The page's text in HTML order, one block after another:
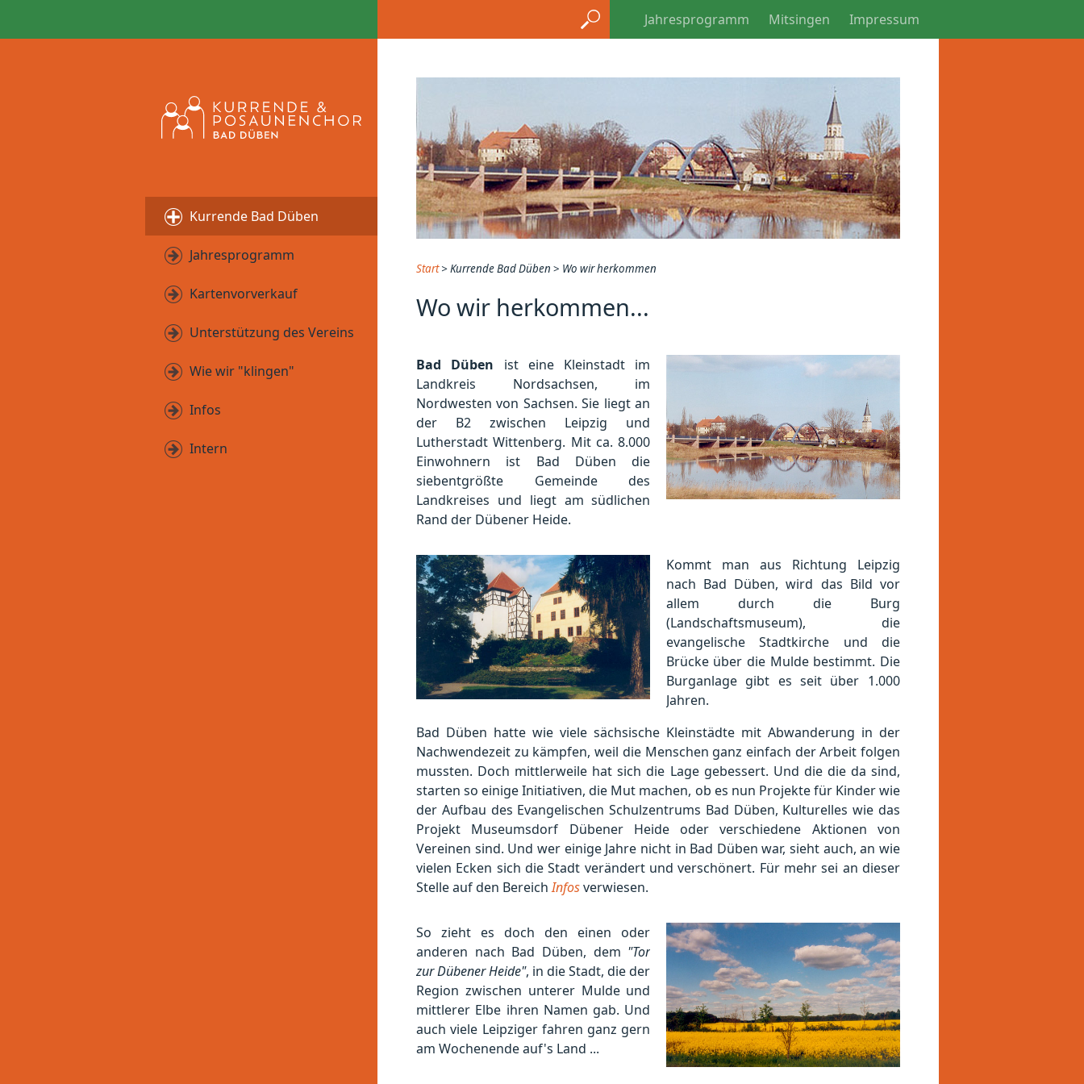
Jahresprogramm Mitsingen Impressum
Kurrende Bad Düben
Jahresprogramm
Kartenvorverkauf
Unterstützung des Vereins
Wie wir "klingen"
Infos
Intern
Start>Kurrende Bad Düben > Wo wir herkommen
Wo wir herkommen...
Bad Düben ist eine Kleinstadt im
Landkreis Nordsachsen, im
Nordwesten von Sachsen. Sie liegt an
der B2 zwischen Leipzig und
Lutherstadt Wittenberg. Mit ca. 8.000
Einwohnern ist Bad Düben die
siebentgrößte Gemeinde des
Landkreises und liegt am südlichen
Rand der Dübener Heide.
Kommt man aus Richtung Leipzig
nach Bad Düben, wird das Bild vor
allem durch die Burg
(Landschaftsmuseum), die
evangelische Stadtkirche und die
Brücke über die Mulde bestimmt. Die
Burganlage gibt es seit über 1.000
Jahren.
Bad Düben hatte wie viele sächsische Kleinstädte mit Abwanderung in der
Nachwendezeit zu kämpfen, weil die Menschen ganz einfach der Arbeit folgen
mussten. Doch mittlerweile hat sich die Lage gebessert. Und die die da sind,
starten so einige Initiativen, die Mut machen, ob es nun Projekte für Kinder wie
der Aufbau des Evangelischen Schulzentrums Bad Düben, Kulturelles wie das
Projekt Museumsdorf Dübener Heide oder verschiedene Aktionen von
Vereinen sind. Und wer einige Jahre nicht in Bad Düben war, sieht auch, an wie
vielen Ecken sich die Stadt verändert und verschönert. Für mehr sei an dieser
Stelle auf den BereichInfosverwiesen.
So zieht es doch den einen oder
anderen nach Bad Düben, dem "Tor
zur Dübener Heide", in die Stadt, die der
Region zwischen unterer Mulde und
mittlerer Elbe ihren Namen gab. Und
auch viele Leipziger fahren ganz gern
am Wochenende auf's Land ...